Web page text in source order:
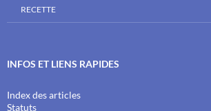
RECETTE
INFOS ET LIENS RAPIDES
Index des articles
Statuts